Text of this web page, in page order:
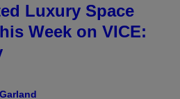
Luxury Space
Week on VICE: